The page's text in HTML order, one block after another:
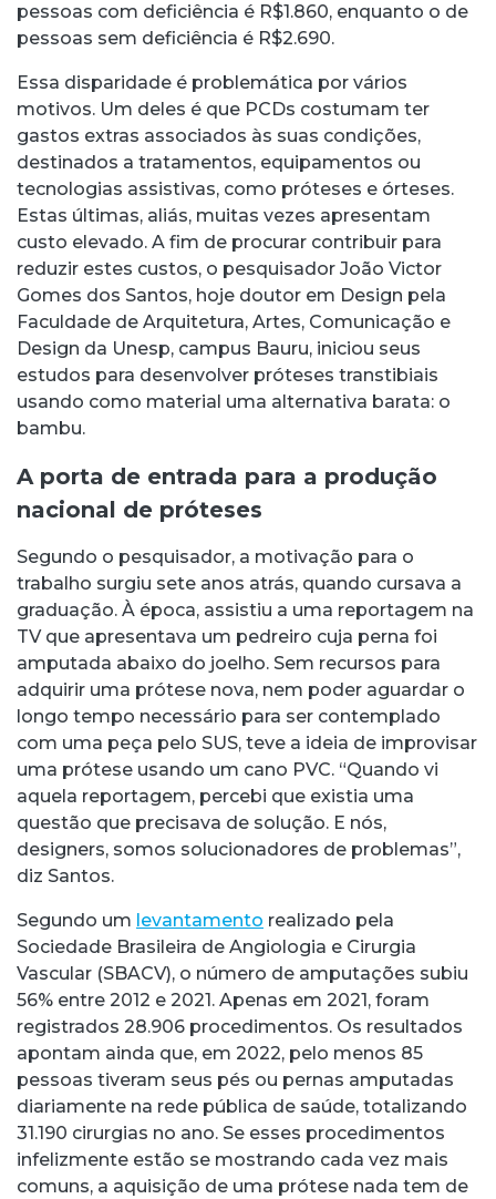
pessoas com deficiência é R$1.860, enquanto o de
pessoas sem deficiência é R$2.690.
Essa disparidade é problemática por vários
motivos. Um deles é que PCDs costumam ter
gastos extras associados às suas condições,
destinados a tratamentos, equipamentos ou
tecnologias assistivas, como próteses e órteses.
Estas últimas, aliás, muitas vezes apresentam
custo elevado. A fim de procurar contribuir para
reduzir estes custos, o pesquisador João Victor
Gomes dos Santos, hoje doutor em Design pela
Faculdade de Arquitetura, Artes, Comunicação e
Design da Unesp, campus Bauru, iniciou seus
estudos para desenvolver próteses transtibiais
usando como material uma alternativa barata: o
bambu.
A porta de entrada para a produção
nacional de próteses
Segundo o pesquisador, a motivação para o
trabalho surgiu sete anos atrás, quando cursava a
graduação. À época, assistiu a uma reportagem na
TV que apresentava um pedreiro cuja perna foi
amputada abaixo do joelho. Sem recursos para
adquirir uma prótese nova, nem poder aguardar o
longo tempo necessário para ser contemplado
com uma peça pelo SUS, teve a ideia de improvisar
uma prótese usando um cano PVC. “Quando vi
aquela reportagem, percebi que existia uma
questão que precisava de solução. E nós,
designers, somos solucionadores de problemas”,
diz Santos.
Segundo um levantamento realizado pela
Sociedade Brasileira de Angiologia e Cirurgia
Vascular (SBACV), o número de amputações subiu
56% entre 2012 e 2021. Apenas em 2021, foram
registrados 28.906 procedimentos. Os resultados
apontam ainda que, em 2022, pelo menos 85
pessoas tiveram seus pés ou pernas amputadas
diariamente na rede pública de saúde, totalizando
31.190 cirurgias no ano. Se esses procedimentos
infelizmente estão se mostrando cada vez mais
comuns, a aquisição de uma prótese nada tem de